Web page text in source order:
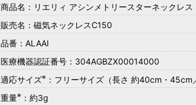
商品名：リエリィ アシンメトリースターネックレス
販売名：磁気ネックレスC150
品番：ALAAI
医療機器認証番号：304AGBZX00014000
適応サイズ※ ：フリーサイズ（長さ 約40cm・45cm
重量※ ：約3g